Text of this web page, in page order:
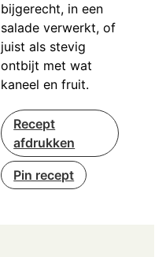
bijgerecht, in een
salade verwerkt, of
juist als stevig
ontbijt met wat
kaneel en fruit.
Recept
afdrukken
Pin recept